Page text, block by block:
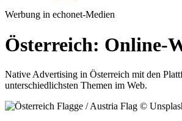
Werbung in echonet-Medien
Österreich: Online-
Native Advertising in Österreich mit den
unterschiedlichsten Themen im Web.